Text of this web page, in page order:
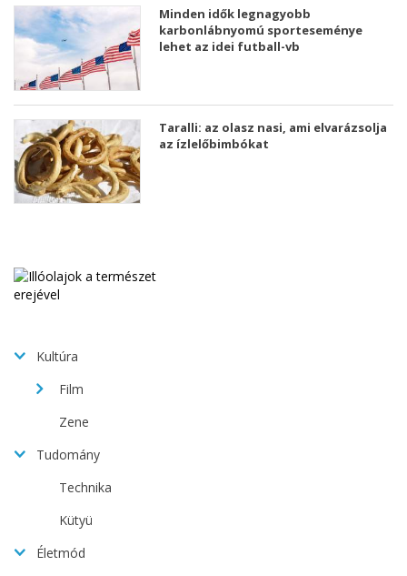
Minden idők legnagyobb
karbonlábnyomú sporteseménye
lehet az idei futball-vb
Taralli: az olasz nasi, ami elvarázsolja
az ízlelőbimbókat
Kultúra
Film
Zene
Tudomány
Technika
Kütyü
Életmód